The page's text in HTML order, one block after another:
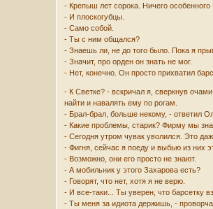
- Крепыш лет сорока. Ничего особенного
- И плоскогубцы.
- Само собой.
- Ты с ним общался?
- Знаешь ли, не до того было. Пока я
- Значит, про орден он знать не мог.
- Нет, конечно. Он просто прихватил
- К Светке? - вскричал я, сверкнув
найти и навалять ему по рогам.
- Брал-брал, больше некому, - ответил
- Какие проблемы, старик? Фирму мы
- Сегодня утром чувак уволился. Это
- Фигня, сейчас я поеду и выбью из них
- Возможно, они его просто не знают.
- А мобильник у этого Захарова есть?
- Говорят, что нет, хотя я не верю.
- И все-таки... Ты уверен, что барсетку
- Ты меня за идиота держишь, -